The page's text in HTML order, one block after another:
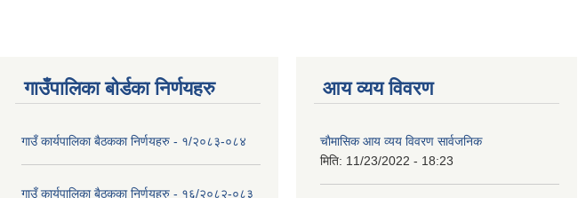
गाउँपालिका बोर्डका निर्णयहरु
गाउँ कार्यपालिका बैठकका निर्णयहरु - १/२०८३-०८४
गाउँ कार्यपालिका बैठकका निर्णयहरु - १६/२०८२-०८३
आय व्यय विवरण
चाैमासिक आय व्यय विवरण सार्वजनिक
मिति: 11/23/2022 - 18:23